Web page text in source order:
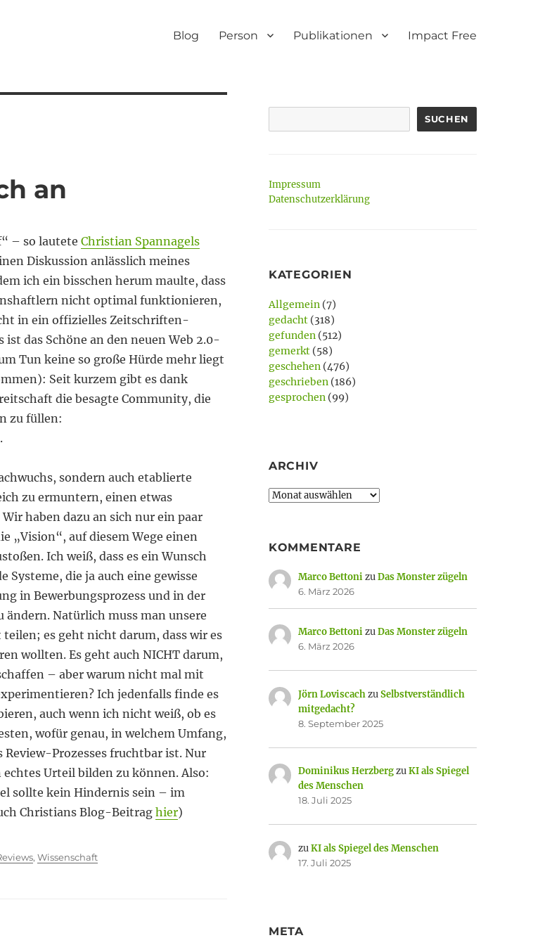
Blog Person Publikationen Impact Free
an
– so lautete Christian Spannagels
Diskussion anlässlich meines
ich ein bisschen herum maulte, dass
nicht optimal funktionieren,
in ein offizielles Zeitschriften-
ist das Schöne an den neuen Web 2.0-
Tun keine so große Hürde mehr liegt
Seit kurzem gibt es dank
die besagte Community, die
zu füllen:
sondern auch etablierte
zu ermuntern, einen etwas
haben dazu an sich nur ein paar
„Vision“, auf diesem Wege einen
Ich weiß, dass es ein Wunsch
Systeme, die ja auch eine gewisse
in Bewerbungsprozess und in der
Natürlich muss man unsere
es geht nicht darum, dass wir es
wollten. Es geht auch NICHT darum,
– aber warum nicht mal mit
Ich jedenfalls finde es
auch wenn ich nicht weiß, ob es
wofür genau, in welchem Umfang,
Review-Prozesses fruchtbar ist. Nur
Urteil bilden zu können. Also:
sollte kein Hindernis sein – im
Christians Blog-Beitraghier)
, Wissenschaft
SUCHEN
Impressum
Datenschutzerklärung
KATEGORIEN
Allgemein(7)
gedacht(318)
gefunden(512)
gemerkt(58)
geschehen(476)
geschrieben(186)
gesprochen(99)
ARCHIV
Archiv
KOMMENTARE
Marco BettonizuDas Monster zügeln
6. März 2026
Marco BettonizuDas Monster zügeln
6. März 2026
Jörn LoviscachzuSelbstverständlich
mitgedacht?
8. September 2025
Dominikus HerzbergzuKI als Spiegel
des Menschen
18. Juli 2025
zuKI als Spiegel des Menschen
17. Juli 2025
META